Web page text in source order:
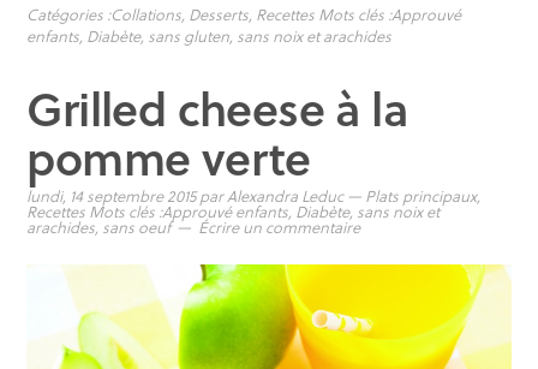
Catégories :Collations Desserts Recettes Mots clés :Approuvé
enfants Diabète, sans gluten sans noix et arachides
Grilled cheese à la
pomme verte
lundi, 14 septembre 2015parAlexandra Leduc — Plats principaux,
Recettes Mots clés :Approuvé enfants Diabète, sans noix et
arachides sans oeuf Écrire un commentaire